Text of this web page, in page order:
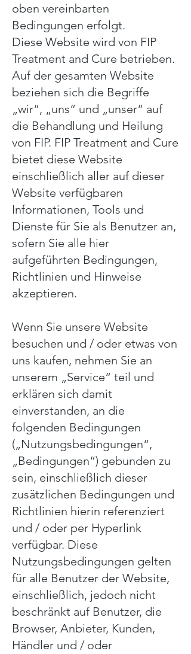
oben vereinbarten
Bedingungen erfolgt.
Diese Website wird von FIP
Treatment and Cure betrieben.
Auf der gesamten Website
beziehen sich die Begriffe
„wir“, „uns“ und „unser“ auf
die Behandlung und Heilung
von FIP. FIP Treatment and Cure
bietet diese Website
einschließlich aller auf dieser
Website verfügbaren
Informationen, Tools und
Dienste für Sie als Benutzer an,
sofern Sie alle hier
aufgeführten Bedingungen,
Richtlinien und Hinweise
akzeptieren.
Wenn Sie unsere Website
besuchen und / oder etwas von
uns kaufen, nehmen Sie an
unserem „Service“ teil und
erklären sich damit
einverstanden, an die
folgenden Bedingungen
(„Nutzungsbedingungen“,
„Bedingungen“) gebunden zu
sein, einschließlich dieser
zusätzlichen Bedingungen und
Richtlinien hierin referenziert
und / oder per Hyperlink
verfügbar. Diese
Nutzungsbedingungen gelten
für alle Benutzer der Website,
einschließlich, jedoch nicht
beschränkt auf Benutzer, die
Browser, Anbieter, Kunden,
Händler und / oder